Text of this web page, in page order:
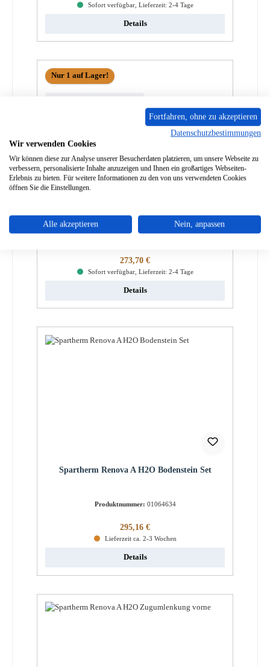
Sofort verfügbar, Lieferzeit: 2-4 Tage
Details
Nur 1 auf Lager!
Regulärer Preis:
273,70 €
Sofort verfügbar, Lieferzeit: 2-4 Tage
Details
Spartherm Renova A H2O Bodenstein Set
Produktnummer: 01064634
Regulärer Preis:
295,16 €
Lieferzeit ca. 2-3 Wochen
Details
Fortfahren, ohne zu akzeptieren
Datenschutzbestimmungen
Wir verwenden Cookies
Wir können diese zur Analyse unserer Besucherdaten platzieren, um unsere Webseite zu
verbessern, personalisierte Inhalte anzuzeigen und Ihnen ein großartiges Webseiten-
Erlebnis zu bieten. Für weitere Informationen zu den von uns verwendeten Cookies
öffnen Sie die Einstellungen.
Alle akzeptieren Nein, anpassen